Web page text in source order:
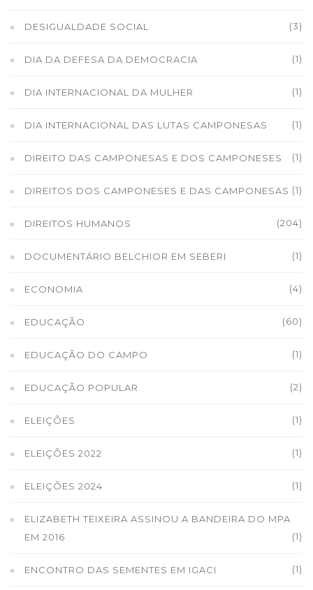
DESIGUALDADE SOCIAL (3)
DIA DA DEFESA DA DEMOCRACIA (1)
DIA INTERNACIONAL DA MULHER (1)
DIA INTERNACIONAL DAS LUTAS CAMPONESAS (1)
DIREITO DAS CAMPONESAS E DOS CAMPONESES (1)
DIREITOS DOS CAMPONESES E DAS CAMPONESAS (1)
DIREITOS HUMANOS (204)
DOCUMENTÁRIO BELCHIOR EM SEBERI (1)
ECONOMIA (4)
EDUCAÇÃO (60)
EDUCAÇÃO DO CAMPO (1)
EDUCAÇÃO POPULAR (2)
ELEIÇÕES (1)
ELEIÇÕES 2022 (1)
ELEIÇÕES 2024 (1)
ELIZABETH TEIXEIRA ASSINOU A BANDEIRA DO MPA
EM 2016
(1)
ENCONTRO DAS SEMENTES EM IGACI (1)